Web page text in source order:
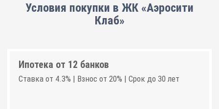
Условия покупки в ЖК «Аэросити
Клаб»
Ипотека от 12 банков
Ставка от 4.3% | Взнос от 20% | Срок до 30 лет